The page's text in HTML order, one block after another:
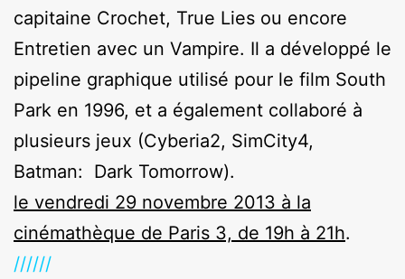
capitaine Crochet, True Lies ou encore
Entretien avec un Vampire. Il a développé le
pipeline graphique utilisé pour le film South
Park en 1996, et a également collaboré à
plusieurs jeux (Cyberia2, SimCity4,
Batman: Dark Tomorrow).
le vendredi 29 novembre 2013 à la
cinémathèque de Paris 3, de 19h à 21h.
//////